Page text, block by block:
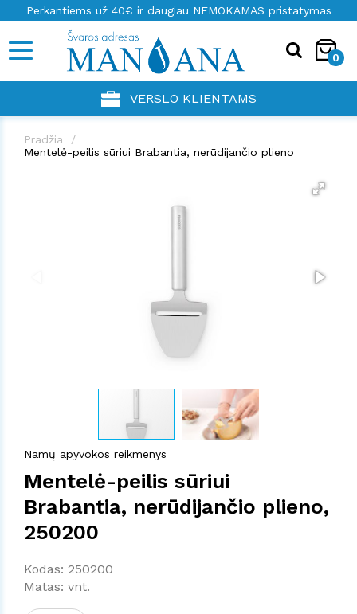
Perkantiems už 40€ ir daugiau NEMOKAMAS pristatymas
0
VERSLO KLIENTAMS
Pradžia
Mentelė-peilis sūriui Brabantia, nerūdijančio plieno
Namų apyvokos reikmenys
Mentelė-peilis sūriui
Brabantia, nerūdijančio plieno,
250200
Kodas: 250200
Matas: vnt.